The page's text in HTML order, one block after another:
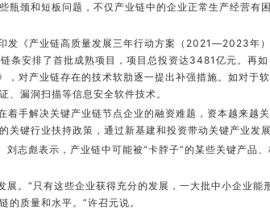
瓶颈和短板问题，不仅产业链中的企业正常生产经营有
发《产业链高质量发展三年行动方案（2021—2023年）
条安排了首批成熟项目，项目总投资达3481亿元。再
对产业链存在的技术软肋逐一提出补强措施。如对于
、漏洞扫描等信息安全软件技术。
手解决关键产业链节点企业的融资难题，资本越来越
键行业扶持政策，通过新基建和投资带动关键产业发展
刘志彪表示，产业链中可能被“卡脖子”的某些关键产品
展。“只有这些企业获得充分的发展，一大批中小企业能
的质量和水平。”许召元说。